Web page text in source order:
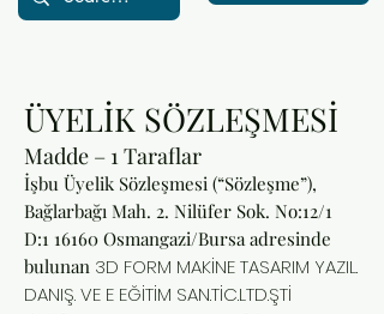
ÜYELİK SÖZLEŞMESİ
Madde – 1 Taraflar
İşbu Üyelik Sözleşmesi (“Sözleşme”),
Bağlarbağı Mah. 2. Nilüfer Sok. No:12/1
D:1 16160 Osmangazi/Bursa adresinde
bulunan 3D FORM MAKİNE TASARIM YAZIL.
DANIŞ. VE E EĞİTİM SAN.TİC.LTD.ŞTİ